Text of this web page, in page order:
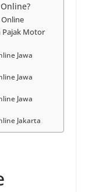
Pajak Motor
Jawa
Jawa
Jawa
Jakarta